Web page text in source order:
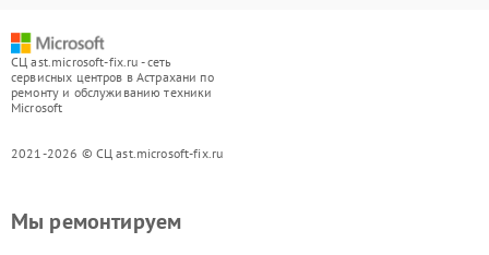
СЦ ast.microsoft-fix.ru - сеть
сервисных центров в Астрахани по
ремонту и обслуживанию техники
Microsoft
2021-2026 © СЦ ast.microsoft-fix.ru
Мы ремонтируем